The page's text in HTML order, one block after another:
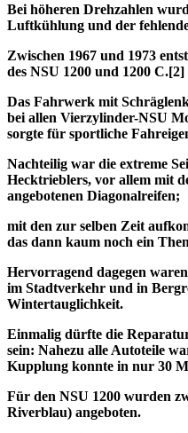
Bei höheren Drehzahlen
Luftkühlung und der
Zwischen 1967 und 1973
des NSU 1200 und 1200 C.[2]
Das Fahrwerk mit
bei allen Vierzylinder-NSU
sorgte für sportliche
Nachteilig war die extreme
Hecktrieblers, vor allem mit
angebotenen Diagonalreifen;
mit den zur selben Zeit
das dann kaum noch ein
Hervorragend dagegen
im Stadtverkehr und in
Wintertauglichkeit.
Einmalig dürfte die
sein: Nahezu alle Autoteile
Kupplung konnte in nur 30
Für den NSU 1200 wurden
Riverblau) angeboten.